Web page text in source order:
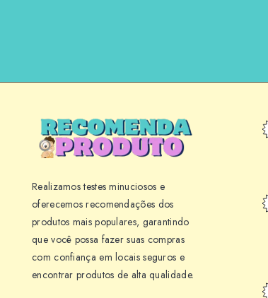
Realizamos testes minuciosos e
oferecemos recomendações dos
produtos mais populares, garantindo
que você possa fazer suas compras
com confiança em locais seguros e
encontrar produtos de alta qualidade.